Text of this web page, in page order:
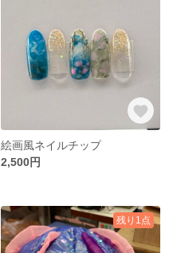
絵画風ネイルチップ
2,500円
残り1点